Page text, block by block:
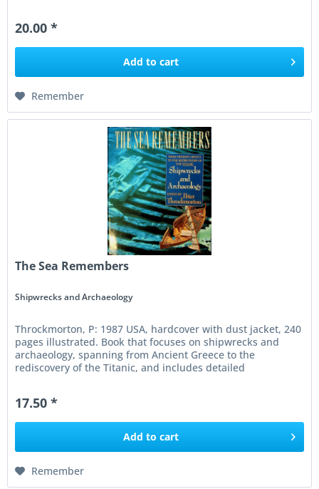
20.00 *
Add to cart
Remember
The Sea Remembers
Shipwrecks and Archaeology
Throckmorton, P: 1987 USA, hardcover with dust jacket, 240
pages illustrated. Book that focuses on shipwrecks and
archaeology, spanning from Ancient Greece to the
rediscovery of the Titanic, and includes detailed
17.50 *
Add to cart
Remember